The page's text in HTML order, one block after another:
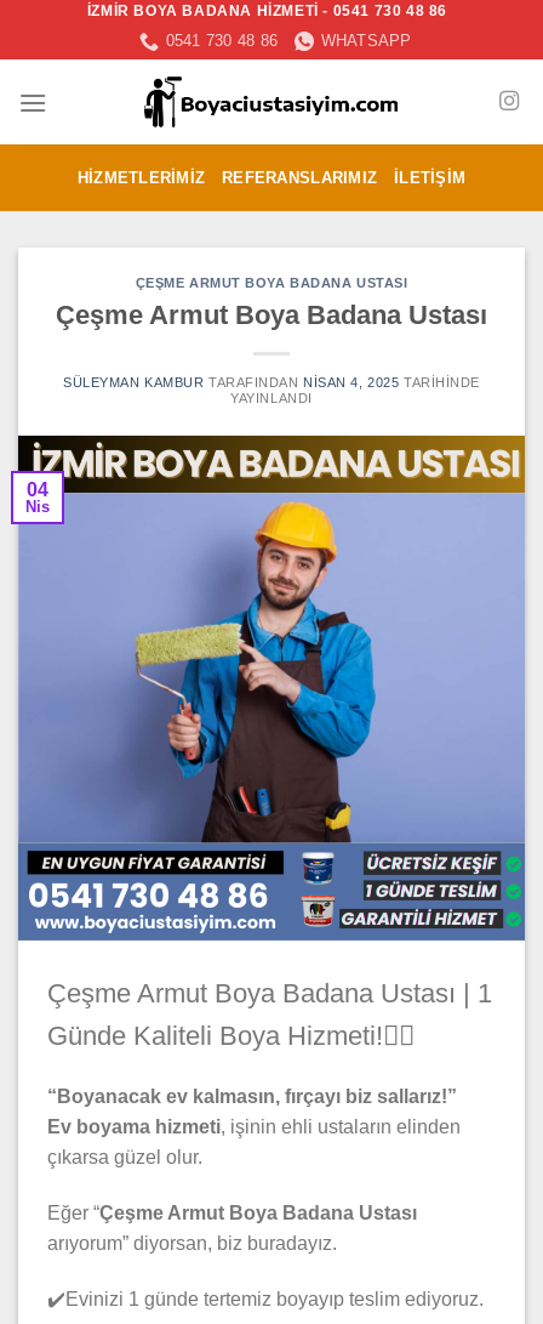
İZMİR BOYA BADANA HİZMETİ - 0541 730 48 86
0541 730 48 86 WHATSAPP
HIZMETLERIMIZ REFERANSLARIMIZ İLETIŞIM
ÇEŞME ARMUT BOYA BADANA USTASI
Çeşme Armut Boya Badana Ustası
SÜLEYMAN KAMBUR TARAFINDAN NISAN 4, 2025 TARIHINDE
YAYINLANDI
04
Nis
Çeşme Armut Boya Badana Ustası | 1
Günde Kaliteli Boya Hizmeti!🦸‍♂️
“Boyanacak ev kalmasın, fırçayı biz sallarız!”
Ev boyama hizmeti, işinin ehli ustaların elinden
çıkarsa güzel olur.
Eğer “Çeşme Armut Boya Badana Ustası
arıyorum” diyorsan, biz buradayız.
✔️Evinizi 1 günde tertemiz boyayıp teslim ediyoruz.